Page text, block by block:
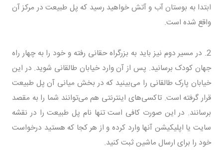
ابتدا به بوستان آب و آتش خواهید رسید که پل طبیعت در مرکز آن
واقع شده است.
2. در مسیر دوم نیز باید به بزرگراه حقانی رفته و خود را به چهار راه
جهان کودک برسانید. پس از آن وارد خیابان طالقانی شوید. در این
خیابان پارک طالقانی را می‌بینید که در بخش میانی آن پل طبیعت
قرار گرفته است. تاکسی‌های اینترنتی هم می‌توانند شما را به مقصد
برسانند. در این صورت کافی است تنها نام پل طبیعت را در نقشه
سایت یا اپلیکیشن آنها وارد کرده و از هر کجا که هستید درخواست
خود را برای ارسال ماشین ثبت کنید.